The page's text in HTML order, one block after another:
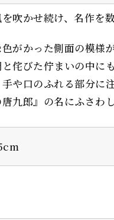
吹かせ続け、名作を
がかった側面の模様
侘びた佇まいの中に
や口のふれる部分に
九郎』の名にふさわ